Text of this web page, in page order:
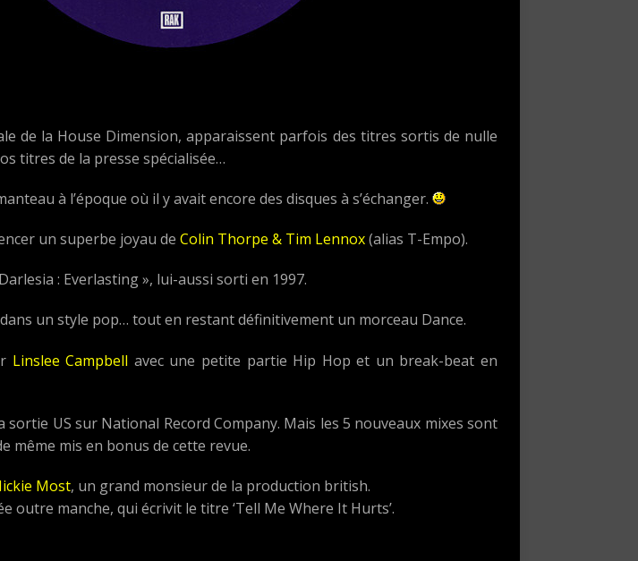
de la House Dimension, apparaissent parfois des titres sortis de nulle
titres de la presse spécialisée…
à l’époque où il y avait encore des disques à s’échanger.
un superbe joyau de Colin Thorpe & Tim Lennox(alias T-Empo).
: Everlasting », lui-aussi sorti en 1997.
un style pop… tout en restant définitivement un morceau Dance.
Linslee Campbell avec une petite partie Hip Hop et un break-beat en
sortie US sur National Record Company. Mais les 5 nouveaux mixes sont
même mis en bonus de cette revue.
Most, un grand monsieur de la production british.
outre manche, qui écrivit le titre ‘Tell Me Where It Hurts’.